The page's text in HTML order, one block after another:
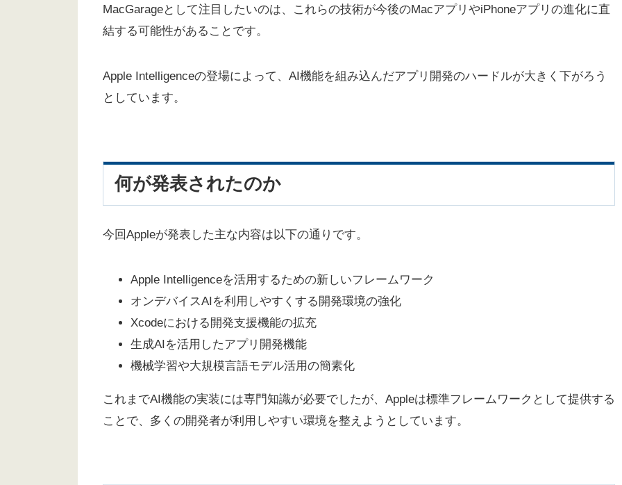
MacGarageとして注目したいのは、これらの技術が今後のMacアプリやiPhoneアプリの進化に直
結する可能性があることです。
Apple Intelligenceの登場によって、AI機能を組み込んだアプリ開発のハードルが大きく下がろう
としています。
何が発表されたのか
今回Appleが発表した主な内容は以下の通りです。
Apple Intelligenceを活用するための新しいフレームワーク
オンデバイスAIを利用しやすくする開発環境の強化
Xcodeにおける開発支援機能の拡充
生成AIを活用したアプリ開発機能
機械学習や大規模言語モデル活用の簡素化
これまでAI機能の実装には専門知識が必要でしたが、Appleは標準フレームワークとして提供する
ことで、多くの開発者が利用しやすい環境を整えようとしています。